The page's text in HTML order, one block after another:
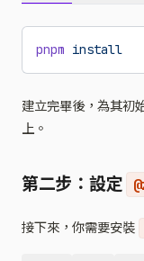
pnpm install
建立完畢後，為其初
上。
第二步：設定
接下來，你需要安裝